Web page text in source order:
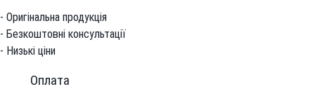
- Оригінальна продукція
- Безкоштовні консультації
- Низькі ціни
Оплата